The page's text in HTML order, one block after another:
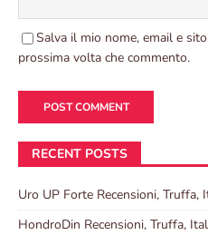
Salva il mio nome, email e
prossima volta che commento.
RECENT POSTS
Uro UP Forte Recensioni, Truffa,
HondroDin Recensioni, Truffa,